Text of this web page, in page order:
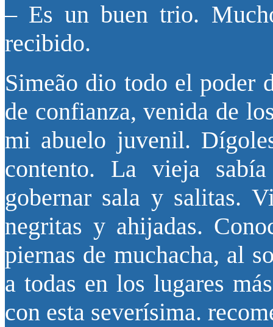
– Es un buen trio.
recibido.
Simeão dio todo el poder
de confianza, venida de
mi abuelo juvenil.
contento. La vieja
gobernar sala y salitas.
negritas y ahijadas.
piernas de muchacha, al
a todas en los lugares
con esta severísima.